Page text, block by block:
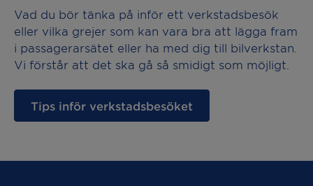
Vad du bör tänka på inför ett verkstadsbesök
eller vilka grejer som kan vara bra att lägga fram
i passagerarsätet eller ha med dig till bilverkstan.
Vi förstår att det ska gå så smidigt som möjligt.
Tips inför verkstadsbesöket